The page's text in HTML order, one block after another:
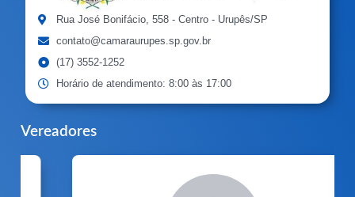
Rua José Bonifácio, 558 - Centro - Urupês/SP
contato@camaraurupes.sp.gov.br
(17) 3552-1252
Horário de atendimento: 8:00 às 17:00
Vereadores